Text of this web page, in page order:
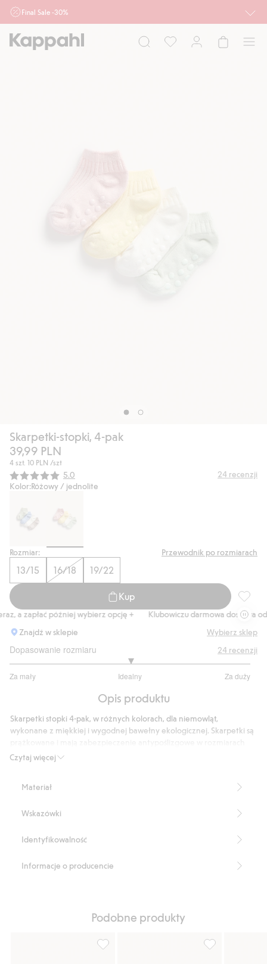
Final Sale -30%
działu outlet do 10.8 w sklepach Kappahl i Newbie oraz na kappahl.com. Ofert
nie łączymy
Skarpetki-stopki, 4-pak
39,99 PLN
4 szt. 10 PLN /szt
Średnia ocena:
5.0 24 recenzji
Kolor:Różowy / jednolite
Rozmiar: Przewodnik po rozmiarach
13/15 16/18 19/22
Kup
a zapłać później wybierz opcję +
Klubowiczu darmowa dostawa od
Znajdź w sklepie
Wybierz sklep
Dopasowanie rozmiaru
Za mały Idealny Za duży
na
21
głosów
24 recenzji
Opis produktu
Czytaj więcej
Skarpetki stopki 4-pak, w różnych kolorach, dla niemowląt,
wykonane z miękkiej i wygodnej bawełny ekologicznej. Skarpetki są
16/18 i 19/22.
Produkt zawiera 77% bawełny ekologicznej.
Materiał
Wskazówki
Identyfikowalność
Informacje o producencie
Podobne produkty